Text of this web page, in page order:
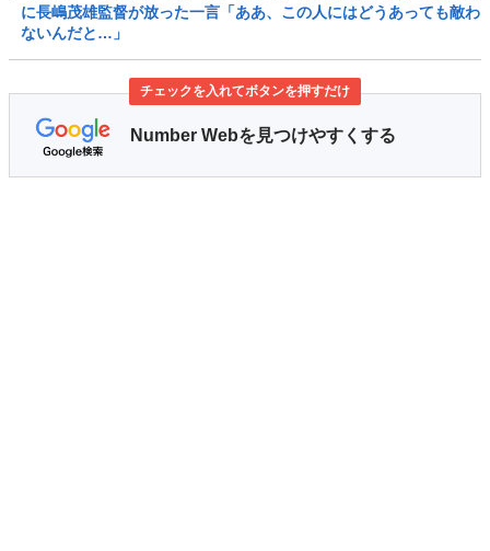
に長嶋茂雄監督が放った一言「ああ、この人にはどうあっても敵わ
ないんだと…」
チェックを入れてボタンを押すだけ
Number Webを見つけやすくする